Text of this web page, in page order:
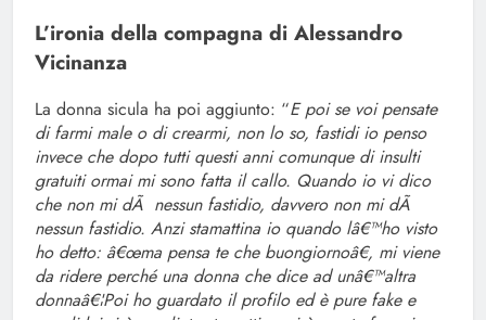
L’ironia della compagna di Alessandro
Vicinanza
La donna sicula ha poi aggiunto: “E poi se voi pensate
di farmi male o di crearmi, non lo so, fastidi io penso
invece che dopo tutti questi anni comunque di insulti
gratuiti ormai mi sono fatta il callo. Quando io vi dico
che non mi dÃ nessun fastidio, davvero non mi dÃ
nessun fastidio. Anzi stamattina io quando lâ€™ho visto
ho detto: â€œma pensa te che buongiornoâ€, mi viene
da ridere perché una donna che dice ad unâ€™altra
donnaâ€¦Poi ho guardato il profilo ed è pure fake e